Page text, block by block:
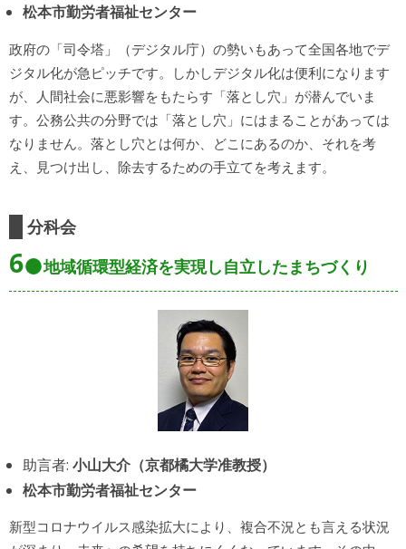
松本市勤労者福祉センター
政府の「司令塔」（デジタル庁）の勢いもあって全国各地でデ
ジタル化が急ピッチです。しかしデジタル化は便利になります
が、人間社会に悪影響をもたらす「落とし穴」が潜んでいま
す。公務公共の分野では「落とし穴」にはまることがあっては
なりません。落とし穴とは何か、どこにあるのか、それを考
え、見つけ出し、除去するための手立てを考えます。
分科会
6 地域循環型経済を実現し自立したまちづくり
助言者: 小山大介（京都橘大学准教授）
松本市勤労者福祉センター
新型コロナウイルス感染拡大により、複合不況とも言える状況